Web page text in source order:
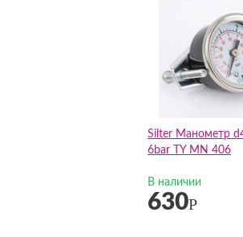
Silter Манометр
6bar TY MN 406
В наличии
630Р